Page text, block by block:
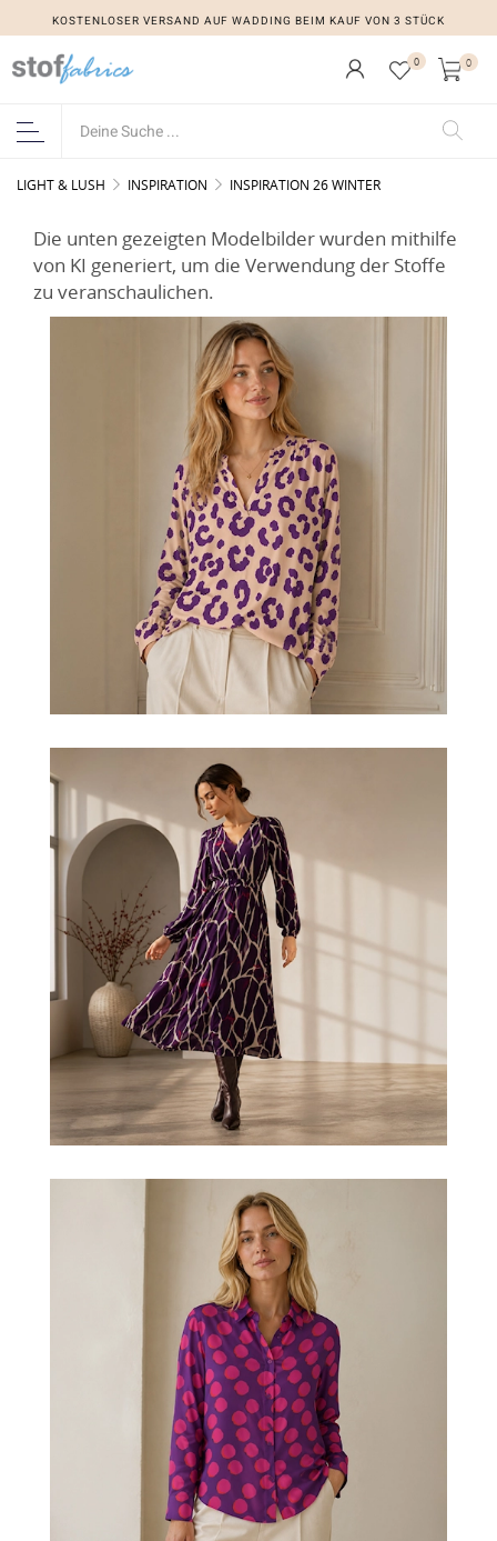
KOSTENLOSER VERSAND AUF WADDING BEIM KAUF VON 3 STÜCK
0 0
LIGHT & LUSH INSPIRATION INSPIRATION 26 WINTER
Die unten gezeigten Modelbilder wurden mithilfe
von KI generiert, um die Verwendung der Stoffe
zu veranschaulichen.